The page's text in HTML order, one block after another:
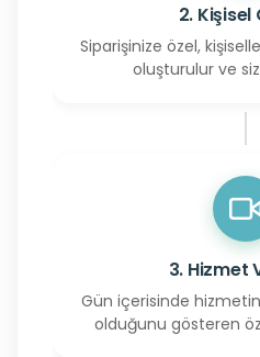
2. Kişisel
Siparişinize özel,
oluşturulur ve
3. Hizmet
Gün içerisinde
olduğunu gösteren